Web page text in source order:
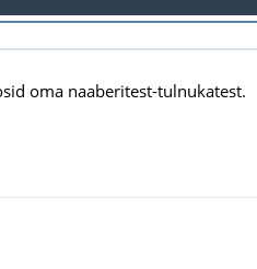
oma naaberitest-tulnukatest.